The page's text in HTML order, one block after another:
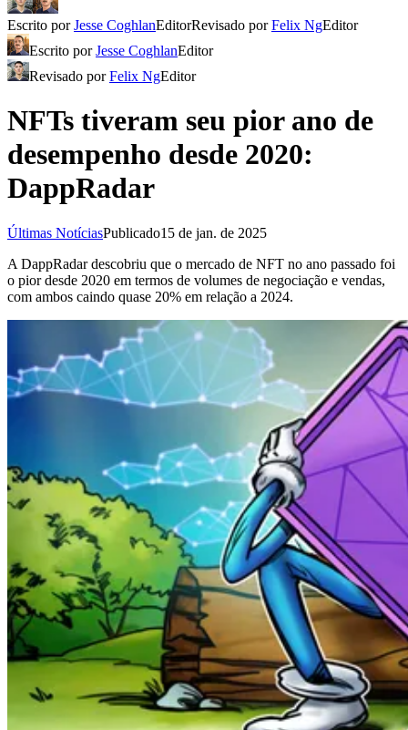
Escrito porJesse CoghlanEditorRevisado porFelix NgEditor
Escrito porJesse CoghlanEditor
Revisado porFelix NgEditor
NFTs tiveram seu pior ano de
desempenho desde 2020:
DappRadar
Últimas NotíciasPublicado15 de jan. de 2025
A DappRadar descobriu que o mercado de NFT no ano passado foi
o pior desde 2020 em termos de volumes de negociação e vendas,
com ambos caindo quase 20% em relação a 2024.